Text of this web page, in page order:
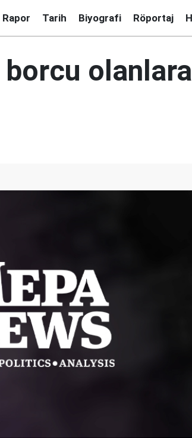
Rapor Tarih Biyografi Röportaj
borcu